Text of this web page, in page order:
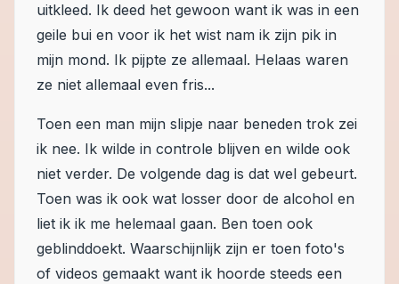
uitkleed. Ik deed het gewoon want ik was in een
geile bui en voor ik het wist nam ik zijn pik in
mijn mond. Ik pijpte ze allemaal. Helaas waren
ze niet allemaal even fris...
Toen een man mijn slipje naar beneden trok zei
ik nee. Ik wilde in controle blijven en wilde ook
niet verder. De volgende dag is dat wel gebeurt.
Toen was ik ook wat losser door de alcohol en
liet ik ik me helemaal gaan. Ben toen ook
geblinddoekt. Waarschijnlijk zijn er toen foto's
of videos gemaakt want ik hoorde steeds een